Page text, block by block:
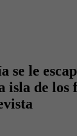
se le
isla de los